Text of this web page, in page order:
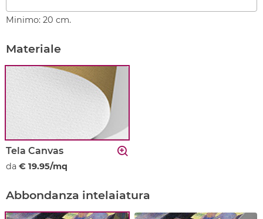
Minimo: 20 cm.
Materiale
Tela Canvas
da € 19.95/mq
Abbondanza intelaiatura